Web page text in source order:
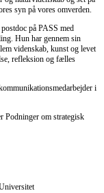
syn på vores omverden.
på PASS med
Hun har gennem sin
videnskab, kunst og levet
refleksion og fælles
i
Podninger om strategisk